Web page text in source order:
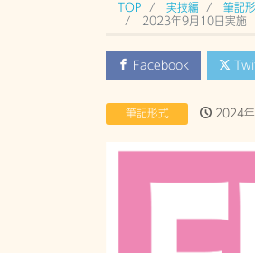
TOP 実技編
筆記
2023年9月10日実施
Facebook
筆記形式 2024